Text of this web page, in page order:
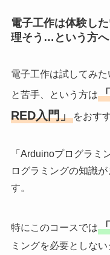
電子工作は体験し
理そう…という方へ
電子工作は試してみ
と苦手、という方は
RED入門」をおす
「Arduinoプログラミ
ログラミングの知識
す。
特にこのコースでは
ミングを必要としな